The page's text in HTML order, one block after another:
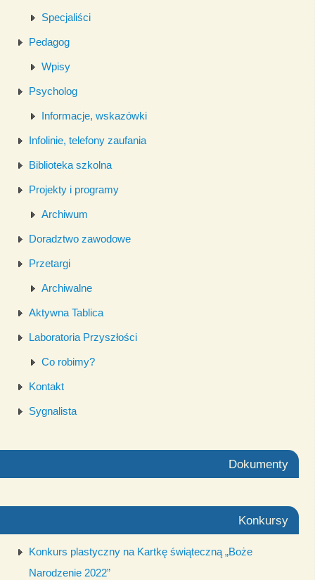
Specjaliści
Pedagog
Wpisy
Psycholog
Informacje, wskazówki
Infolinie, telefony zaufania
Biblioteka szkolna
Projekty i programy
Archiwum
Doradztwo zawodowe
Przetargi
Archiwalne
Aktywna Tablica
Laboratoria Przyszłości
Co robimy?
Kontakt
Sygnalista
Dokumenty
Konkursy
Konkurs plastyczny na Kartkę świąteczną „Boże
Narodzenie 2022”